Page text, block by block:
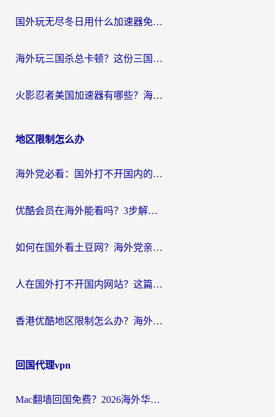
国外玩无尽冬日用什么加速器免费？海外党国服游戏加速避坑指南
海外玩三国杀总卡顿？这份三国杀游戏加速器指南帮你告别延迟烦恼
火影忍者美国加速器有哪些？海外党亲测的国服游戏加速全攻略（含菲律宾玩三国之刃守望黎明技巧）
地区限制怎么办
海外党必看：国外打不开国内的app怎么办？3步解决你的乡愁
优酷会员在海外能看吗？3步解决海外追剧难题，附实测好用加速器推荐
如何在国外看土豆网？海外党亲测有效的追剧加速器选择指南
人在国外打不开国内网站？这篇攻略帮你无缝解锁国内资源（附交管12123使用技巧）
香港优酷地区限制怎么办？海外党亲测有效的追剧解决方案
回国代理vpn
Mac翻墙回国免费？2026海外华人亲测：从CCTV5直播到国内APP，这样选加速器才靠谱